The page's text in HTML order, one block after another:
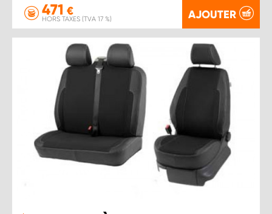
471 €
HORS TAXES (TVA 17 %) AJOUTER